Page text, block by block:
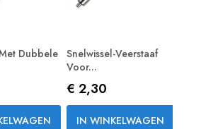
Dubbele Snelwissel-Veerstaaf
Voor...
Prijs
€ 2,30
IN WINKELWAGEN